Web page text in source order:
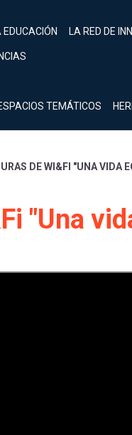
LA RED DE
TEMÁTICOS
DE WI&FI "UNA VIDA
"Una